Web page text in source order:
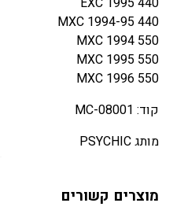
440 MXC 1994-95
550 MXC 1994
550 MXC 1995
550 MXC 1996
קוד: MC-08001
מותג PSYCHIC
מוצרים קשורים